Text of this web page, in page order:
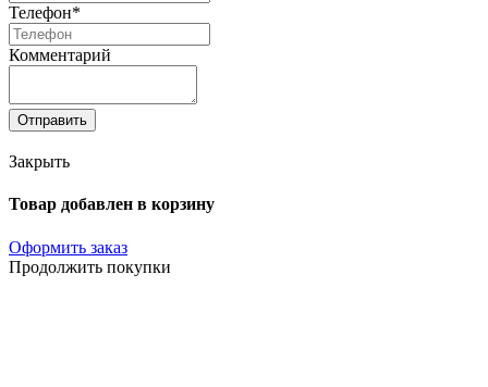
Телефон*
Комментарий
Отправить
Закрыть
Товар добавлен в корзину
Оформить заказ
Продолжить покупки